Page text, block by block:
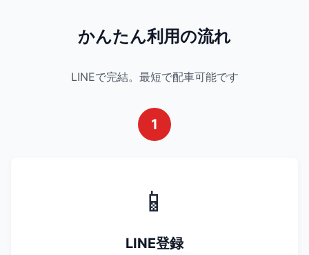
かんたん利用の流れ
LINEで完結。最短で配車可能です
1
📱
LINE登録